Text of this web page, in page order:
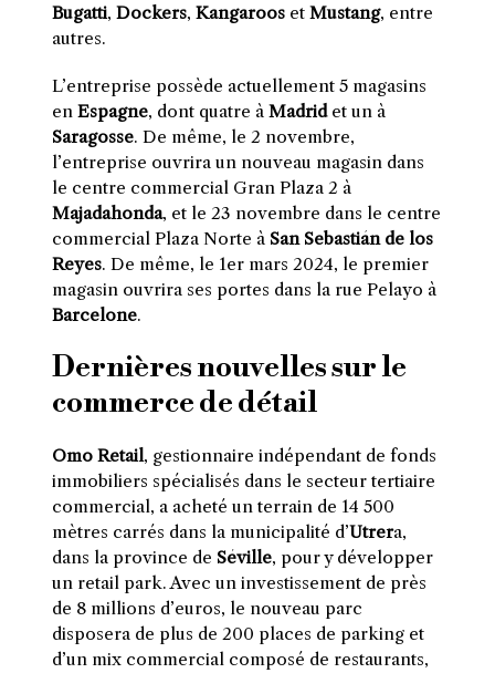
Bugatti, Dockers, Kangarooset Mustang, entre
autres.
L’entreprise possède actuellement 5 magasins
en Espagne, dont quatre à Madridet un à
Saragosse. De même, le 2 novembre,
l’entreprise ouvrira un nouveau magasin dans
le centre commercial Gran Plaza 2 à
Majadahonda, et le 23 novembre dans le centre
commercial Plaza Norte à San Sebastián de los
Reyes. De même, le 1er mars 2024, le premier
magasin ouvrira ses portes dans la rue Pelayo à
Barcelone.
Dernières nouvelles sur le
commerce de détail
Omo Retail, gestionnaire indépendant de fonds
immobiliers spécialisés dans le secteur tertiaire
commercial, a acheté un terrain de 14 500
mètres carrés dans la municipalité d’Utrera,
dans la province de Séville, pour y développer
un retail park. Avec un investissement de près
de 8 millions d’euros, le nouveau parc
disposera de plus de 200 places de parking et
d’un mix commercial composé de restaurants,